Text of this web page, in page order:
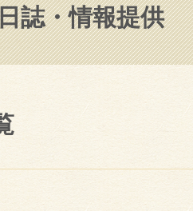
誌・情報提供